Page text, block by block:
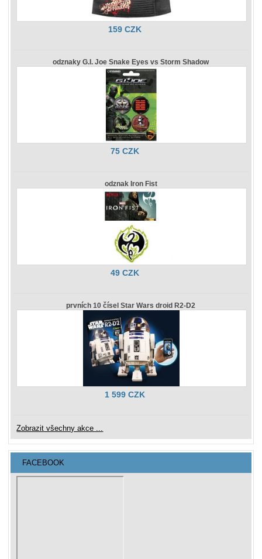
159 CZK
odznaky G.I. Joe Snake Eyes vs Storm Shadow
75 CZK
odznak Iron Fist
49 CZK
prvních 10 čísel Star Wars droid R2-D2
1 599 CZK
Zobrazit všechny akce ...
FACEBOOK